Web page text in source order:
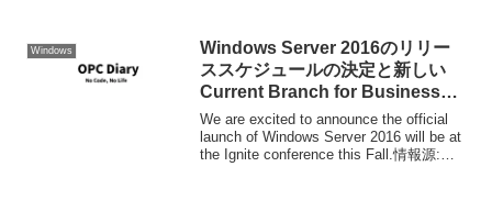
Windows
Windows Server 2016のリリー
ススケジュールの決定と新しい
Current Branch for Business
servicing optionの発表
We are excited to announce the official
launch of Windows Server 2016 will be at
the Ignite conference this Fall.情報源: